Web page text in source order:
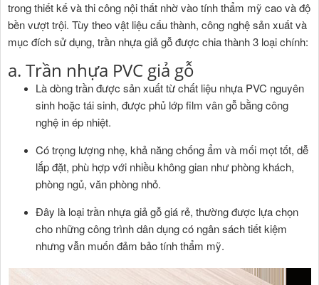
trong thiết kế và thi công nội thất nhờ vào tính thẩm mỹ cao và độ
bền vượt trội. Tùy theo vật liệu cấu thành, công nghệ sản xuất và
mục đích sử dụng, trần nhựa giả gỗ được chia thành 3 loại chính:
a. Trần nhựa PVC giả gỗ
Là dòng trần được sản xuất từ chất liệu nhựa PVC nguyên
sinh hoặc tái sinh, được phủ lớp film vân gỗ bằng công
nghệ in ép nhiệt.
Có trọng lượng nhẹ, khả năng chống ẩm và mối mọt tốt, dễ
lắp đặt, phù hợp với nhiều không gian như phòng khách,
phòng ngủ, văn phòng nhỏ.
Đây là loại trần nhựa giả gỗ giá rẻ, thường được lựa chọn
cho những công trình dân dụng có ngân sách tiết kiệm
nhưng vẫn muốn đảm bảo tính thẩm mỹ.